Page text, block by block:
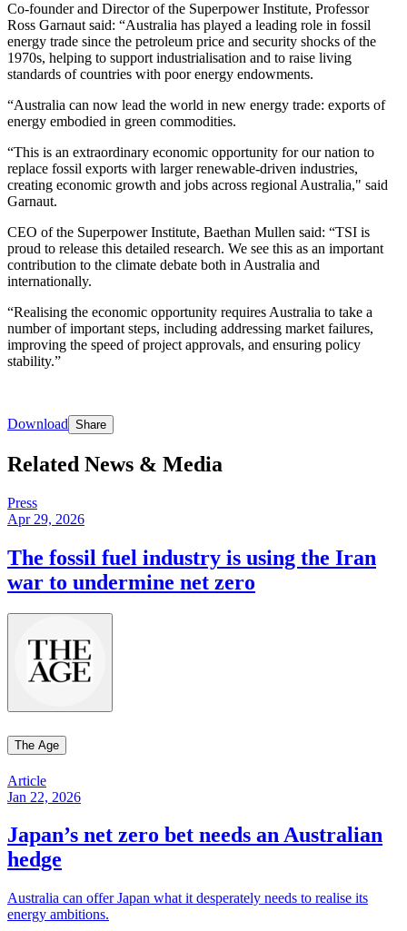
Co-founder and Director of the Superpower Institute, Professor
Ross Garnaut said: “Australia has played a leading role in fossil
energy trade since the petroleum price and security shocks of the
1970s, helping to support industrialisation and to raise living
standards of countries with poor energy endowments.​​​​‌ ‍ ​‍​‍‌‍ ‌ ​‍‌‍‍‌‌‍‌ ‌‍‍‌‌‍ ‍​‍​‍​ ‍‍​‍​‍‌ ​ ‌‍​‌‌‍ ‍‌‍‍‌‌ ‌​‌ ‍‌​‍ ‍‌‍‍‌‌‍ ​‍​‍​‍ ​​‍​‍‌‍‍​‌ ​‍‌‍‌‌‌‍‌‍​‍​‍​ ‍‍​‍​‍‌‍‍​‌ ‌​‌ ‌​‌ ​​​ ‍‍​‍ ​‍ ‌‍ ​‌‍ ‌‍​ ‌‍​‌‌‍ ​‌‍‍​‌‍ ‌ ​ ‌ ‌​​ ‍‍​ ​ ​ ​ ​ ​ ​ ​ ​‍ ‌‍‍‌‌‍ ‍‌ ‌​‌‍‌‌‌‍ ‍‌ ‌​​‍ ‌‍‌‌‌‍‌​‌‍‍‌‌ ‌​​‍ ‌‍ ‌‌‍ ‌‍‌​‌‍‌‌​ ‌‌ ​​‌ ​‍‌‍‌‌‌ ​ ‌‍‌‌‌‍ ‍‌ ‌​‌‍​‌‌ ‌​‌‍‍‌‌‍ ‌‍ ‍​ ‍ ‌‍‍‌‌‍‌​​ ‌‌‍​‌‌‍​‍​ ‍​​ ‌‍‌‍‌‌​ ‌‌​ ‍​‌‍‌‌​‍ ‌​ ‌​‌‍​ ​ ‌‌​ ‍‌​‍ ‌​ ‌​​ ​‍​ ​‍‌‍‌​​‍ ‌‌‍​‍​ ‍​​ ‌ ‌‍‌‍​‍ ‌‌‍‌​​ ​‍‌‍‌​‌‍‌​‌‍​ ​ ‌​​ ‌ ​ ​‍‌‍‌‌​ ​ ‌‍​‍​ ‍​​ ‍ ‌ ‌​‌ ‍‌‌ ​​‌‍‌‌​ ‌‌‍ ‍‌‍‌‌‌ ‌ ‌ ​ ​ ‍ ‌ ​​‌‍​‌‌ ‌​‌‍‍​​ ‌‌‍​ ‌‍ ‌‍ ‍‌ ‌​‌‍‌‌‌‍ ‍‌ ‌​​‍‌‌​ ‌‌‌​​‍‌‌ ‌‍‍ ‌‍‌‌‌ ‍‌​‍‌‌​ ​ ‌​‌​​‍‌‌​ ​ ‌​‌​​‍‌‌​ ​‍​ ​‍​ ‌‌‌‍​ ‌‍‌​​ ‌​​ ‌‌​ ​​​ ‌‌‌‍‌‍​ ‌ ​ ​​‌‍​‍​ ‌​​‍‌‌​ ​‍​ ​‍​‍‌‌​ ‌‌‌​‌​​‍ ‍‌‍​ ‌‍‍​‌‍‍‌‌‍ ​‌‍‌​‌ ​‍‌‍‌‌‌‍ ‍​‍‌‌​ ‌‌‌​​‍‌‌ ‌‍‍ ‌‍‌‌‌ ‍‌​‍‌‌​ ​ ‌​‌​​‍‌‌​ ​ ‌​‌​​‍‌‌​ ​‍​ ​‍​ ‍‌‌‍​‍‌‍‌​​ ​​‌‍​‍​ ‌ ​ ‌​​ ‍​​ ​‍​ ​‍​ ​ ‌‍​ ​ ​​​‍‌‌​ ​‍​ ​‍​‍‌‌​ ‌‌‌​‌​​‍ ‍‌ ‌​‌‍‌‌‌ ‍​‌ ‌​​ ‌‍​‍‌‍​‌‌ ​ ‌‍‌‌‌‌‌‌‌ ​‍‌‍ ​​ ‌‌‍‍​‌ ‌​‌ ‌​‌ ​​​‍‌‌​ ​ ‌​​‌​‍‌‌​ ​‍‌​‌‍​‍‌‌​ ​‍‌​‌‍‌‍ ​‌‍ ‌‍​ ‌‍​‌‌‍ ​‌‍‍​‌‍ ‌ ​ ‌ ‌​​‍‌‌​ ​ ‌​​‌​ ​ ​ ​ ​ ​ ​ ​ ​‍‌‍‌‍‍‌‌‍‌​​ ‌‌‍​‌‌‍​‍​ ‍​​ ‌‍‌‍‌‌​ ‌‌​ ‍​‌‍‌‌​‍ ‌​ ‌​‌‍​ ​ ‌‌​ ‍‌​‍ ‌​ ‌​​ ​‍​ ​‍‌‍‌​​‍ ‌‌‍​‍​ ‍​​ ‌ ‌‍‌‍​‍ ‌‌‍‌​​ ​‍‌‍‌​‌‍‌​‌‍​ ​ ‌​​ ‌ ​ ​‍‌‍‌‌​ ​ ‌‍​‍​ ‍​​‍‌‍‌ ‌​‌ ‍‌‌ ​​‌‍‌‌​ ‌‌‍ ‍‌‍‌‌‌ ‌ ‌ ​ ​‍‌‍‌ ​​‌‍​‌‌ ‌​‌‍‍​​ ‌‌‍​ ‌‍ ‌‍ ‍‌ ‌​‌‍‌‌‌‍ ‍‌ ‌​​‍‌‌​ ‌‌‌​​‍‌‌ ‌‍‍ ‌‍‌‌‌ ‍‌​‍‌‌​ ​ ‌​‌​​‍‌‌​ ​ ‌​‌​​‍‌‌​ ​‍​ ​‍​ ‌‌‌‍​ ‌‍‌​​ ‌​​ ‌‌​ ​​​ ‌‌‌‍‌‍​ ‌ ​ ​​‌‍​‍​ ‌​​‍‌‌​ ​‍​ ​‍​‍‌‌​ ‌‌‌​‌​​‍ ‍‌‍​ ‌‍‍​‌‍‍‌‌‍ ​‌‍‌​‌ ​‍‌‍‌‌‌‍ ‍​‍‌‌​ ‌‌‌​​‍‌‌ ‌‍‍ ‌‍‌‌‌ ‍‌​‍‌‌​ ​ ‌​‌​​‍‌‌​ ​ ‌​‌​​‍‌‌​ ​‍​ ​‍​ ‍‌‌‍​‍‌‍‌​​ ​​‌‍​‍​ ‌ ​ ‌​​ ‍​​ ​‍​ ​‍​ ​ ‌‍​ ​ ​​​‍‌‌​ ​‍​ ​‍​‍‌‌​ ‌‌‌​‌​​‍ ‍‌ ‌​‌‍‌‌‌ ‍​‌ ‌​​‍‌‍‌ ​​‌‍‌‌‌ ​‍‌ ​ ‌ ​​‌‍‌‌‌‍​ ‌ ‌​‌‍‍‌‌ ‌‍‌‍‌‌​ ‌‌ ​​‌ ‌‌‌‍​‍‌‍ ​‌‍‍‌‌ ​ ‌‍‍​‌‍‌‌‌‍‌​​‍​‍‌ ‌
“Australia can now lead the world in new energy trade: exports of
energy embodied in green commodities.​​​​‌ ‍ ​‍​‍‌‍ ‌ ​‍‌‍‍‌‌‍‌ ‌‍‍‌‌‍ ‍​‍​‍​ ‍‍​‍​‍‌ ​ ‌‍​‌‌‍ ‍‌‍‍‌‌ ‌​‌ ‍‌​‍ ‍‌‍‍‌‌‍ ​‍​‍​‍ ​​‍​‍‌‍‍​‌ ​‍‌‍‌‌‌‍‌‍​‍​‍​ ‍‍​‍​‍‌‍‍​‌ ‌​‌ ‌​‌ ​​​ ‍‍​‍ ​‍ ‌‍ ​‌‍ ‌‍​ ‌‍​‌‌‍ ​‌‍‍​‌‍ ‌ ​ ‌ ‌​​ ‍‍​ ​ ​ ​ ​ ​ ​ ​ ​‍ ‌‍‍‌‌‍ ‍‌ ‌​‌‍‌‌‌‍ ‍‌ ‌​​‍ ‌‍‌‌‌‍‌​‌‍‍‌‌ ‌​​‍ ‌‍ ‌‌‍ ‌‍‌​‌‍‌‌​ ‌‌ ​​‌ ​‍‌‍‌‌‌ ​ ‌‍‌‌‌‍ ‍‌ ‌​‌‍​‌‌ ‌​‌‍‍‌‌‍ ‌‍ ‍​ ‍ ‌‍‍‌‌‍‌​​ ‌‌‍​‌‌‍​‍​ ‍​​ ‌‍‌‍‌‌​ ‌‌​ ‍​‌‍‌‌​‍ ‌​ ‌​‌‍​ ​ ‌‌​ ‍‌​‍ ‌​ ‌​​ ​‍​ ​‍‌‍‌​​‍ ‌‌‍​‍​ ‍​​ ‌ ‌‍‌‍​‍ ‌‌‍‌​​ ​‍‌‍‌​‌‍‌​‌‍​ ​ ‌​​ ‌ ​ ​‍‌‍‌‌​ ​ ‌‍​‍​ ‍​​ ‍ ‌ ‌​‌ ‍‌‌ ​​‌‍‌‌​ ‌‌‍ ‍‌‍‌‌‌ ‌ ‌ ​ ​ ‍ ‌ ​​‌‍​‌‌ ‌​‌‍‍​​ ‌‌‍​ ‌‍ ‌‍ ‍‌ ‌​‌‍‌‌‌‍ ‍‌ ‌​​‍‌‌​ ‌‌‌​​‍‌‌ ‌‍‍ ‌‍‌‌‌ ‍‌​‍‌‌​ ​ ‌​‌​​‍‌‌​ ​ ‌​‌​​‍‌‌​ ​‍​ ​‍‌‍‌​‌‍​ ​ ‍‌‌‍‌​​ ‌‌‌‍​ ​ ​ ​ ‌​​ ​‍‌‍‌​‌‍‌‌​ ‌ ​‍‌‌​ ​‍​ ​‍​‍‌‌​ ‌‌‌​‌​​‍ ‍‌‍​ ‌‍‍​‌‍‍‌‌‍ ​‌‍‌​‌ ​‍‌‍‌‌‌‍ ‍​‍‌‌​ ‌‌‌​​‍‌‌ ‌‍‍ ‌‍‌‌‌ ‍‌​‍‌‌​ ​ ‌​‌​​‍‌‌​ ​ ‌​‌​​‍‌‌​ ​‍​ ​‍​ ​‍‌‍​‍‌‍‌​​ ‍​‌‍​‌‌‍‌​‌‍​‌​ ​​​ ​‍​ ​‌‌‍​‌​ ​‍​ ​​​‍‌‌​ ​‍​ ​‍​‍‌‌​ ‌‌‌​‌​​‍ ‍‌ ‌​‌‍‌‌‌ ‍​‌ ‌​​ ‌‍​‍‌‍​‌‌ ​ ‌‍‌‌‌‌‌‌‌ ​‍‌‍ ​​ ‌‌‍‍​‌ ‌​‌ ‌​‌ ​​​‍‌‌​ ​ ‌​​‌​‍‌‌​ ​‍‌​‌‍​‍‌‌​ ​‍‌​‌‍‌‍ ​‌‍ ‌‍​ ‌‍​‌‌‍ ​‌‍‍​‌‍ ‌ ​ ‌ ‌​​‍‌‌​ ​ ‌​​‌​ ​ ​ ​ ​ ​ ​ ​ ​‍‌‍‌‍‍‌‌‍‌​​ ‌‌‍​‌‌‍​‍​ ‍​​ ‌‍‌‍‌‌​ ‌‌​ ‍​‌‍‌‌​‍ ‌​ ‌​‌‍​ ​ ‌‌​ ‍‌​‍ ‌​ ‌​​ ​‍​ ​‍‌‍‌​​‍ ‌‌‍​‍​ ‍​​ ‌ ‌‍‌‍​‍ ‌‌‍‌​​ ​‍‌‍‌​‌‍‌​‌‍​ ​ ‌​​ ‌ ​ ​‍‌‍‌‌​ ​ ‌‍​‍​ ‍​​‍‌‍‌ ‌​‌ ‍‌‌ ​​‌‍‌‌​ ‌‌‍ ‍‌‍‌‌‌ ‌ ‌ ​ ​‍‌‍‌ ​​‌‍​‌‌ ‌​‌‍‍​​ ‌‌‍​ ‌‍ ‌‍ ‍‌ ‌​‌‍‌‌‌‍ ‍‌ ‌​​‍‌‌​ ‌‌‌​​‍‌‌ ‌‍‍ ‌‍‌‌‌ ‍‌​‍‌‌​ ​ ‌​‌​​‍‌‌​ ​ ‌​‌​​‍‌‌​ ​‍​ ​‍‌‍‌​‌‍​ ​ ‍‌‌‍‌​​ ‌‌‌‍​ ​ ​ ​ ‌​​ ​‍‌‍‌​‌‍‌‌​ ‌ ​‍‌‌​ ​‍​ ​‍​‍‌‌​ ‌‌‌​‌​​‍ ‍‌‍​ ‌‍‍​‌‍‍‌‌‍ ​‌‍‌​‌ ​‍‌‍‌‌‌‍ ‍​‍‌‌​ ‌‌‌​​‍‌‌ ‌‍‍ ‌‍‌‌‌ ‍‌​‍‌‌​ ​ ‌​‌​​‍‌‌​ ​ ‌​‌​​‍‌‌​ ​‍​ ​‍​ ​‍‌‍​‍‌‍‌​​ ‍​‌‍​‌‌‍‌​‌‍​‌​ ​​​ ​‍​ ​‌‌‍​‌​ ​‍​ ​​​‍‌‌​ ​‍​ ​‍​‍‌‌​ ‌‌‌​‌​​‍ ‍‌ ‌​‌‍‌‌‌ ‍​‌ ‌​​‍‌‍‌ ​​‌‍‌‌‌ ​‍‌ ​ ‌ ​​‌‍‌‌‌‍​ ‌ ‌​‌‍‍‌‌ ‌‍‌‍‌‌​ ‌‌ ​​‌ ‌‌‌‍​‍‌‍ ​‌‍‍‌‌ ​ ‌‍‍​‌‍‌‌‌‍‌​​‍​‍‌ ‌
“This is an extraordinary economic opportunity for our nation to
replace fossil exports with larger renewable-driven industries,
creating economic growth and jobs across regional Australia," said
Garnaut.​​​​‌ ‍ ​‍​‍‌‍ ‌ ​‍‌‍‍‌‌‍‌ ‌‍‍‌‌‍ ‍​‍​‍​ ‍‍​‍​‍‌ ​ ‌‍​‌‌‍ ‍‌‍‍‌‌ ‌​‌ ‍‌​‍ ‍‌‍‍‌‌‍ ​‍​‍​‍ ​​‍​‍‌‍‍​‌ ​‍‌‍‌‌‌‍‌‍​‍​‍​ ‍‍​‍​‍‌‍‍​‌ ‌​‌ ‌​‌ ​​​ ‍‍​‍ ​‍ ‌‍ ​‌‍ ‌‍​ ‌‍​‌‌‍ ​‌‍‍​‌‍ ‌ ​ ‌ ‌​​ ‍‍​ ​ ​ ​ ​ ​ ​ ​ ​‍ ‌‍‍‌‌‍ ‍‌ ‌​‌‍‌‌‌‍ ‍‌ ‌​​‍ ‌‍‌‌‌‍‌​‌‍‍‌‌ ‌​​‍ ‌‍ ‌‌‍ ‌‍‌​‌‍‌‌​ ‌‌ ​​‌ ​‍‌‍‌‌‌ ​ ‌‍‌‌‌‍ ‍‌ ‌​‌‍​‌‌ ‌​‌‍‍‌‌‍ ‌‍ ‍​ ‍ ‌‍‍‌‌‍‌​​ ‌‌‍​‌‌‍​‍​ ‍​​ ‌‍‌‍‌‌​ ‌‌​ ‍​‌‍‌‌​‍ ‌​ ‌​‌‍​ ​ ‌‌​ ‍‌​‍ ‌​ ‌​​ ​‍​ ​‍‌‍‌​​‍ ‌‌‍​‍​ ‍​​ ‌ ‌‍‌‍​‍ ‌‌‍‌​​ ​‍‌‍‌​‌‍‌​‌‍​ ​ ‌​​ ‌ ​ ​‍‌‍‌‌​ ​ ‌‍​‍​ ‍​​ ‍ ‌ ‌​‌ ‍‌‌ ​​‌‍‌‌​ ‌‌‍ ‍‌‍‌‌‌ ‌ ‌ ​ ​ ‍ ‌ ​​‌‍​‌‌ ‌​‌‍‍​​ ‌‌‍​ ‌‍ ‌‍ ‍‌ ‌​‌‍‌‌‌‍ ‍‌ ‌​​‍‌‌​ ‌‌‌​​‍‌‌ ‌‍‍ ‌‍‌‌‌ ‍‌​‍‌‌​ ​ ‌​‌​​‍‌‌​ ​ ‌​‌​​‍‌‌​ ​‍​ ​‍‌‍​‍‌‍‌‌​ ​​‌‍​‌​ ‌‌‌‍​‌​ ‍‌‌‍​ ‌‍‌‌​ ​‌‌‍​‌​ ​ ​‍‌‌​ ​‍​ ​‍​‍‌‌​ ‌‌‌​‌​​‍ ‍‌‍​ ‌‍‍​‌‍‍‌‌‍ ​‌‍‌​‌ ​‍‌‍‌‌‌‍ ‍​‍‌‌​ ‌‌‌​​‍‌‌ ‌‍‍ ‌‍‌‌‌ ‍‌​‍‌‌​ ​ ‌​‌​​‍‌‌​ ​ ‌​‌​​‍‌‌​ ​‍​ ​‍​ ‍​​ ‍‌​ ‌ ​ ​‌​ ‌ ‌‍‌‍‌‍​ ‌‍​‌‌‍‌​​ ​​‌‍‌‌‌‍‌​​ ​​​‍‌‌​ ​‍​ ​‍​‍‌‌​ ‌‌‌​‌​​‍ ‍‌ ‌​‌‍‌‌‌ ‍​‌ ‌​​ ‌‍​‍‌‍​‌‌ ​ ‌‍‌‌‌‌‌‌‌ ​‍‌‍ ​​ ‌‌‍‍​‌ ‌​‌ ‌​‌ ​​​‍‌‌​ ​ ‌​​‌​‍‌‌​ ​‍‌​‌‍​‍‌‌​ ​‍‌​‌‍‌‍ ​‌‍ ‌‍​ ‌‍​‌‌‍ ​‌‍‍​‌‍ ‌ ​ ‌ ‌​​‍‌‌​ ​ ‌​​‌​ ​ ​ ​ ​ ​ ​ ​ ​‍‌‍‌‍‍‌‌‍‌​​ ‌‌‍​‌‌‍​‍​ ‍​​ ‌‍‌‍‌‌​ ‌‌​ ‍​‌‍‌‌​‍ ‌​ ‌​‌‍​ ​ ‌‌​ ‍‌​‍ ‌​ ‌​​ ​‍​ ​‍‌‍‌​​‍ ‌‌‍​‍​ ‍​​ ‌ ‌‍‌‍​‍ ‌‌‍‌​​ ​‍‌‍‌​‌‍‌​‌‍​ ​ ‌​​ ‌ ​ ​‍‌‍‌‌​ ​ ‌‍​‍​ ‍​​‍‌‍‌ ‌​‌ ‍‌‌ ​​‌‍‌‌​ ‌‌‍ ‍‌‍‌‌‌ ‌ ‌ ​ ​‍‌‍‌ ​​‌‍​‌‌ ‌​‌‍‍​​ ‌‌‍​ ‌‍ ‌‍ ‍‌ ‌​‌‍‌‌‌‍ ‍‌ ‌​​‍‌‌​ ‌‌‌​​‍‌‌ ‌‍‍ ‌‍‌‌‌ ‍‌​‍‌‌​ ​ ‌​‌​​‍‌‌​ ​ ‌​‌​​‍‌‌​ ​‍​ ​‍‌‍​‍‌‍‌‌​ ​​‌‍​‌​ ‌‌‌‍​‌​ ‍‌‌‍​ ‌‍‌‌​ ​‌‌‍​‌​ ​ ​‍‌‌​ ​‍​ ​‍​‍‌‌​ ‌‌‌​‌​​‍ ‍‌‍​ ‌‍‍​‌‍‍‌‌‍ ​‌‍‌​‌ ​‍‌‍‌‌‌‍ ‍​‍‌‌​ ‌‌‌​​‍‌‌ ‌‍‍ ‌‍‌‌‌ ‍‌​‍‌‌​ ​ ‌​‌​​‍‌‌​ ​ ‌​‌​​‍‌‌​ ​‍​ ​‍​ ‍​​ ‍‌​ ‌ ​ ​‌​ ‌ ‌‍‌‍‌‍​ ‌‍​‌‌‍‌​​ ​​‌‍‌‌‌‍‌​​ ​​​‍‌‌​ ​‍​ ​‍​‍‌‌​ ‌‌‌​‌​​‍ ‍‌ ‌​‌‍‌‌‌ ‍​‌ ‌​​‍‌‍‌ ​​‌‍‌‌‌ ​‍‌ ​ ‌ ​​‌‍‌‌‌‍​ ‌ ‌​‌‍‍‌‌ ‌‍‌‍‌‌​ ‌‌ ​​‌ ‌‌‌‍​‍‌‍ ​‌‍‍‌‌ ​ ‌‍‍​‌‍‌‌‌‍‌​​‍​‍‌ ‌
CEO of the Superpower Institute, Baethan Mullen said: “TSI is
proud to release this detailed research. We see this as an important
contribution to the climate debate both in Australia and
internationally.​​​​‌ ‍ ​‍​‍‌‍ ‌ ​‍‌‍‍‌‌‍‌ ‌‍‍‌‌‍ ‍​‍​‍​ ‍‍​‍​‍‌ ​ ‌‍​‌‌‍ ‍‌‍‍‌‌ ‌​‌ ‍‌​‍ ‍‌‍‍‌‌‍ ​‍​‍​‍ ​​‍​‍‌‍‍​‌ ​‍‌‍‌‌‌‍‌‍​‍​‍​ ‍‍​‍​‍‌‍‍​‌ ‌​‌ ‌​‌ ​​​ ‍‍​‍ ​‍ ‌‍ ​‌‍ ‌‍​ ‌‍​‌‌‍ ​‌‍‍​‌‍ ‌ ​ ‌ ‌​​ ‍‍​ ​ ​ ​ ​ ​ ​ ​ ​‍ ‌‍‍‌‌‍ ‍‌ ‌​‌‍‌‌‌‍ ‍‌ ‌​​‍ ‌‍‌‌‌‍‌​‌‍‍‌‌ ‌​​‍ ‌‍ ‌‌‍ ‌‍‌​‌‍‌‌​ ‌‌ ​​‌ ​‍‌‍‌‌‌ ​ ‌‍‌‌‌‍ ‍‌ ‌​‌‍​‌‌ ‌​‌‍‍‌‌‍ ‌‍ ‍​ ‍ ‌‍‍‌‌‍‌​​ ‌‌‍​‌‌‍​‍​ ‍​​ ‌‍‌‍‌‌​ ‌‌​ ‍​‌‍‌‌​‍ ‌​ ‌​‌‍​ ​ ‌‌​ ‍‌​‍ ‌​ ‌​​ ​‍​ ​‍‌‍‌​​‍ ‌‌‍​‍​ ‍​​ ‌ ‌‍‌‍​‍ ‌‌‍‌​​ ​‍‌‍‌​‌‍‌​‌‍​ ​ ‌​​ ‌ ​ ​‍‌‍‌‌​ ​ ‌‍​‍​ ‍​​ ‍ ‌ ‌​‌ ‍‌‌ ​​‌‍‌‌​ ‌‌‍ ‍‌‍‌‌‌ ‌ ‌ ​ ​ ‍ ‌ ​​‌‍​‌‌ ‌​‌‍‍​​ ‌‌‍​ ‌‍ ‌‍ ‍‌ ‌​‌‍‌‌‌‍ ‍‌ ‌​​‍‌‌​ ‌‌‌​​‍‌‌ ‌‍‍ ‌‍‌‌‌ ‍‌​‍‌‌​ ​ ‌​‌​​‍‌‌​ ​ ‌​‌​​‍‌‌​ ​‍​ ​‍‌‍​‌​ ​‌‌‍‌​‌‍‌​‌‍‌‍​ ‌‍​ ​ ​ ​‌‌‍​‍​ ‌ ‌‍​‌​ ‌​​‍‌‌​ ​‍​ ​‍​‍‌‌​ ‌‌‌​‌​​‍ ‍‌‍​ ‌‍‍​‌‍‍‌‌‍ ​‌‍‌​‌ ​‍‌‍‌‌‌‍ ‍​‍‌‌​ ‌‌‌​​‍‌‌ ‌‍‍ ‌‍‌‌‌ ‍‌​‍‌‌​ ​ ‌​‌​​‍‌‌​ ​ ‌​‌​​‍‌‌​ ​‍​ ​‍​ ‌‍​ ‍​​ ‍‌​ ‌‌​ ‍‌​ ​‍‌‍‌‌​ ‌ ​ ​ ​ ‌‍‌‍​ ‌‍​ ​ ​​​‍‌‌​ ​‍​ ​‍​‍‌‌​ ‌‌‌​‌​​‍ ‍‌ ‌​‌‍‌‌‌ ‍​‌ ‌​​ ‌‍​‍‌‍​‌‌ ​ ‌‍‌‌‌‌‌‌‌ ​‍‌‍ ​​ ‌‌‍‍​‌ ‌​‌ ‌​‌ ​​​‍‌‌​ ​ ‌​​‌​‍‌‌​ ​‍‌​‌‍​‍‌‌​ ​‍‌​‌‍‌‍ ​‌‍ ‌‍​ ‌‍​‌‌‍ ​‌‍‍​‌‍ ‌ ​ ‌ ‌​​‍‌‌​ ​ ‌​​‌​ ​ ​ ​ ​ ​ ​ ​ ​‍‌‍‌‍‍‌‌‍‌​​ ‌‌‍​‌‌‍​‍​ ‍​​ ‌‍‌‍‌‌​ ‌‌​ ‍​‌‍‌‌​‍ ‌​ ‌​‌‍​ ​ ‌‌​ ‍‌​‍ ‌​ ‌​​ ​‍​ ​‍‌‍‌​​‍ ‌‌‍​‍​ ‍​​ ‌ ‌‍‌‍​‍ ‌‌‍‌​​ ​‍‌‍‌​‌‍‌​‌‍​ ​ ‌​​ ‌ ​ ​‍‌‍‌‌​ ​ ‌‍​‍​ ‍​​‍‌‍‌ ‌​‌ ‍‌‌ ​​‌‍‌‌​ ‌‌‍ ‍‌‍‌‌‌ ‌ ‌ ​ ​‍‌‍‌ ​​‌‍​‌‌ ‌​‌‍‍​​ ‌‌‍​ ‌‍ ‌‍ ‍‌ ‌​‌‍‌‌‌‍ ‍‌ ‌​​‍‌‌​ ‌‌‌​​‍‌‌ ‌‍‍ ‌‍‌‌‌ ‍‌​‍‌‌​ ​ ‌​‌​​‍‌‌​ ​ ‌​‌​​‍‌‌​ ​‍​ ​‍‌‍​‌​ ​‌‌‍‌​‌‍‌​‌‍‌‍​ ‌‍​ ​ ​ ​‌‌‍​‍​ ‌ ‌‍​‌​ ‌​​‍‌‌​ ​‍​ ​‍​‍‌‌​ ‌‌‌​‌​​‍ ‍‌‍​ ‌‍‍​‌‍‍‌‌‍ ​‌‍‌​‌ ​‍‌‍‌‌‌‍ ‍​‍‌‌​ ‌‌‌​​‍‌‌ ‌‍‍ ‌‍‌‌‌ ‍‌​‍‌‌​ ​ ‌​‌​​‍‌‌​ ​ ‌​‌​​‍‌‌​ ​‍​ ​‍​ ‌‍​ ‍​​ ‍‌​ ‌‌​ ‍‌​ ​‍‌‍‌‌​ ‌ ​ ​ ​ ‌‍‌‍​ ‌‍​ ​ ​​​‍‌‌​ ​‍​ ​‍​‍‌‌​ ‌‌‌​‌​​‍ ‍‌ ‌​‌‍‌‌‌ ‍​‌ ‌​​‍‌‍‌ ​​‌‍‌‌‌ ​‍‌ ​ ‌ ​​‌‍‌‌‌‍​ ‌ ‌​‌‍‍‌‌ ‌‍‌‍‌‌​ ‌‌ ​​‌ ‌‌‌‍​‍‌‍ ​‌‍‍‌‌ ​ ‌‍‍​‌‍‌‌‌‍‌​​‍​‍‌ ‌
“Realising the economic opportunity requires Australia to take a
number of important steps, including addressing market failures,
improving the speed of project approvals, and ensuring policy
stability.”​​​​‌ ‍ ​‍​‍‌‍ ‌ ​‍‌‍‍‌‌‍‌ ‌‍‍‌‌‍ ‍​‍​‍​ ‍‍​‍​‍‌ ​ ‌‍​‌‌‍ ‍‌‍‍‌‌ ‌​‌ ‍‌​‍ ‍‌‍‍‌‌‍ ​‍​‍​‍ ​​‍​‍‌‍‍​‌ ​‍‌‍‌‌‌‍‌‍​‍​‍​ ‍‍​‍​‍‌‍‍​‌ ‌​‌ ‌​‌ ​​​ ‍‍​‍ ​‍ ‌‍ ​‌‍ ‌‍​ ‌‍​‌‌‍ ​‌‍‍​‌‍ ‌ ​ ‌ ‌​​ ‍‍​ ​ ​ ​ ​ ​ ​ ​ ​‍ ‌‍‍‌‌‍ ‍‌ ‌​‌‍‌‌‌‍ ‍‌ ‌​​‍ ‌‍‌‌‌‍‌​‌‍‍‌‌ ‌​​‍ ‌‍ ‌‌‍ ‌‍‌​‌‍‌‌​ ‌‌ ​​‌ ​‍‌‍‌‌‌ ​ ‌‍‌‌‌‍ ‍‌ ‌​‌‍​‌‌ ‌​‌‍‍‌‌‍ ‌‍ ‍​ ‍ ‌‍‍‌‌‍‌​​ ‌‌‍​‌‌‍​‍​ ‍​​ ‌‍‌‍‌‌​ ‌‌​ ‍​‌‍‌‌​‍ ‌​ ‌​‌‍​ ​ ‌‌​ ‍‌​‍ ‌​ ‌​​ ​‍​ ​‍‌‍‌​​‍ ‌‌‍​‍​ ‍​​ ‌ ‌‍‌‍​‍ ‌‌‍‌​​ ​‍‌‍‌​‌‍‌​‌‍​ ​ ‌​​ ‌ ​ ​‍‌‍‌‌​ ​ ‌‍​‍​ ‍​​ ‍ ‌ ‌​‌ ‍‌‌ ​​‌‍‌‌​ ‌‌‍ ‍‌‍‌‌‌ ‌ ‌ ​ ​ ‍ ‌ ​​‌‍​‌‌ ‌​‌‍‍​​ ‌‌‍​ ‌‍ ‌‍ ‍‌ ‌​‌‍‌‌‌‍ ‍‌ ‌​​‍‌‌​ ‌‌‌​​‍‌‌ ‌‍‍ ‌‍‌‌‌ ‍‌​‍‌‌​ ​ ‌​‌​​‍‌‌​ ​ ‌​‌​​‍‌‌​ ​‍​ ​‍‌‍‌​​ ​‌‌‍‌​​ ‌​​ ‌‍‌‍​‍‌‍​ ‌‍‌‌​ ‌‌‌‍​‌​ ‍​‌‍‌‌​‍‌‌​ ​‍​ ​‍​‍‌‌​ ‌‌‌​‌​​‍ ‍‌‍​ ‌‍‍​‌‍‍‌‌‍ ​‌‍‌​‌ ​‍‌‍‌‌‌‍ ‍​‍‌‌​ ‌‌‌​​‍‌‌ ‌‍‍ ‌‍‌‌‌ ‍‌​‍‌‌​ ​ ‌​‌​​‍‌‌​ ​ ‌​‌​​‍‌‌​ ​‍​ ​‍​ ​​‌‍​‍‌‍‌‍​ ​‌​ ‍‌‌‍‌‌​ ‍​‌‍‌‍​ ​‌​ ‌ ​ ​‌‌‍‌​​ ​​​‍‌‌​ ​‍​ ​‍​‍‌‌​ ‌‌‌​‌​​‍ ‍‌ ‌​‌‍‌‌‌ ‍​‌ ‌​​ ‌‍​‍‌‍​‌‌ ​ ‌‍‌‌‌‌‌‌‌ ​‍‌‍ ​​ ‌‌‍‍​‌ ‌​‌ ‌​‌ ​​​‍‌‌​ ​ ‌​​‌​‍‌‌​ ​‍‌​‌‍​‍‌‌​ ​‍‌​‌‍‌‍ ​‌‍ ‌‍​ ‌‍​‌‌‍ ​‌‍‍​‌‍ ‌ ​ ‌ ‌​​‍‌‌​ ​ ‌​​‌​ ​ ​ ​ ​ ​ ​ ​ ​‍‌‍‌‍‍‌‌‍‌​​ ‌‌‍​‌‌‍​‍​ ‍​​ ‌‍‌‍‌‌​ ‌‌​ ‍​‌‍‌‌​‍ ‌​ ‌​‌‍​ ​ ‌‌​ ‍‌​‍ ‌​ ‌​​ ​‍​ ​‍‌‍‌​​‍ ‌‌‍​‍​ ‍​​ ‌ ‌‍‌‍​‍ ‌‌‍‌​​ ​‍‌‍‌​‌‍‌​‌‍​ ​ ‌​​ ‌ ​ ​‍‌‍‌‌​ ​ ‌‍​‍​ ‍​​‍‌‍‌ ‌​‌ ‍‌‌ ​​‌‍‌‌​ ‌‌‍ ‍‌‍‌‌‌ ‌ ‌ ​ ​‍‌‍‌ ​​‌‍​‌‌ ‌​‌‍‍​​ ‌‌‍​ ‌‍ ‌‍ ‍‌ ‌​‌‍‌‌‌‍ ‍‌ ‌​​‍‌‌​ ‌‌‌​​‍‌‌ ‌‍‍ ‌‍‌‌‌ ‍‌​‍‌‌​ ​ ‌​‌​​‍‌‌​ ​ ‌​‌​​‍‌‌​ ​‍​ ​‍‌‍‌​​ ​‌‌‍‌​​ ‌​​ ‌‍‌‍​‍‌‍​ ‌‍‌‌​ ‌‌‌‍​‌​ ‍​‌‍‌‌​‍‌‌​ ​‍​ ​‍​‍‌‌​ ‌‌‌​‌​​‍ ‍‌‍​ ‌‍‍​‌‍‍‌‌‍ ​‌‍‌​‌ ​‍‌‍‌‌‌‍ ‍​‍‌‌​ ‌‌‌​​‍‌‌ ‌‍‍ ‌‍‌‌‌ ‍‌​‍‌‌​ ​ ‌​‌​​‍‌‌​ ​ ‌​‌​​‍‌‌​ ​‍​ ​‍​ ​​‌‍​‍‌‍‌‍​ ​‌​ ‍‌‌‍‌‌​ ‍​‌‍‌‍​ ​‌​ ‌ ​ ​‌‌‍‌​​ ​​​‍‌‌​ ​‍​ ​‍​‍‌‌​ ‌‌‌​‌​​‍ ‍‌ ‌​‌‍‌‌‌ ‍​‌ ‌​​‍‌‍‌ ​​‌‍‌‌‌ ​‍‌ ​ ‌ ​​‌‍‌‌‌‍​ ‌ ‌​‌‍‍‌‌ ‌‍‌‍‌‌​ ‌‌ ​​‌ ‌‌‌‍​‍‌‍ ​‌‍‍‌‌ ​ ‌‍‍​‌‍‌‌‌‍‌​​‍​‍‌ ‌
Download​​​​‌ ‍ ​‍​‍‌‍ ‌ ​‍‌‍‍‌‌‍‌ ‌‍‍‌‌‍ ‍​‍​‍​ ‍‍​‍​‍‌ ​ ‌‍​‌‌‍ ‍‌‍‍‌‌ ‌​‌ ‍‌​‍ ‍‌‍‍‌‌‍ ​‍​‍​‍ ​​‍​‍‌‍‍​‌ ​‍‌‍‌‌‌‍‌‍​‍​‍​ ‍‍​‍​‍‌‍‍​‌ ‌​‌ ‌​‌ ​​​ ‍‍​‍ ​‍ ‌‍ ​‌‍ ‌‍​ ‌‍​‌‌‍ ​‌‍‍​‌‍ ‌ ​ ‌ ‌​​ ‍‍​ ​ ​ ​ ​ ​ ​ ​ ​‍ ‌‍‍‌‌‍ ‍‌ ‌​‌‍‌‌‌‍ ‍‌ ‌​​‍ ‌‍‌‌‌‍‌​‌‍‍‌‌ ‌​​‍ ‌‍ ‌‌‍ ‌‍‌​‌‍‌‌​ ‌‌ ​​‌ ​‍‌‍‌‌‌ ​ ‌‍‌‌‌‍ ‍‌ ‌​‌‍​‌‌ ‌​‌‍‍‌‌‍ ‌‍ ‍​ ‍ ‌‍‍‌‌‍‌​​ ‌‌‍​‌‌‍​‍​ ‍​​ ‌‍‌‍‌‌​ ‌‌​ ‍​‌‍‌‌​‍ ‌​ ‌​‌‍​ ​ ‌‌​ ‍‌​‍ ‌​ ‌​​ ​‍​ ​‍‌‍‌​​‍ ‌‌‍​‍​ ‍​​ ‌ ‌‍‌‍​‍ ‌‌‍‌​​ ​‍‌‍‌​‌‍‌​‌‍​ ​ ‌​​ ‌ ​ ​‍‌‍‌‌​ ​ ‌‍​‍​ ‍​​ ‍ ‌ ‌​‌ ‍‌‌ ​​‌‍‌‌​ ‌‌‍ ‍‌‍‌‌‌ ‌ ‌ ​ ​ ‍ ‌ ​​‌‍​‌‌ ‌​‌‍‍​​ ‌‌‍‌​‌‍ ‌ ‌ ‌‍ ‍‌‍ ​‌‍ ‌‍​‌‌‍‌​‌ ​ ‌​​‌‌‍ ‍‌‍‌​‌​ ​‌‍‍‌‌‍ ‍‌‍‍ ‌ ​ ​‍‌‌​ ‌‌‌​​‍‌‌ ‌‍‍ ‌‍‌‌‌ ‍‌​‍‌‌​ ​ ‌​‌​​‍‌‌​ ​ ‌​‌​​‍‌‌​ ​‍​ ​‍​ ​‌​ ​ ​ ‍​​ ‌​‌‍​‌‌‍​‌‌‍​ ​ ‌‌‌‍​ ​ ​​​ ​ ​ ‌‍​‍‌‌​ ​‍​ ​‍​‍‌‌​ ‌‌‌​‌​​‍ ‍‌ ‌​‌‍‍‌‌ ‌​‌‍ ​‌‍‌‌​ ‌‍​‍‌‍​‌‌ ​ ‌‍‌‌‌‌‌‌‌ ​‍‌‍ ​​ ‌‌‍‍​‌ ‌​‌ ‌​‌ ​​​‍‌‌​ ​ ‌​​‌​‍‌‌​ ​‍‌​‌‍​‍‌‌​ ​‍‌​‌‍‌‍ ​‌‍ ‌‍​ ‌‍​‌‌‍ ​‌‍‍​‌‍ ‌ ​ ‌ ‌​​‍‌‌​ ​ ‌​​‌​ ​ ​ ​ ​ ​ ​ ​ ​‍‌‍‌‍‍‌‌‍‌​​ ‌‌‍​‌‌‍​‍​ ‍​​ ‌‍‌‍‌‌​ ‌‌​ ‍​‌‍‌‌​‍ ‌​ ‌​‌‍​ ​ ‌‌​ ‍‌​‍ ‌​ ‌​​ ​‍​ ​‍‌‍‌​​‍ ‌‌‍​‍​ ‍​​ ‌ ‌‍‌‍​‍ ‌‌‍‌​​ ​‍‌‍‌​‌‍‌​‌‍​ ​ ‌​​ ‌ ​ ​‍‌‍‌‌​ ​ ‌‍​‍​ ‍​​‍‌‍‌ ‌​‌ ‍‌‌ ​​‌‍‌‌​ ‌‌‍ ‍‌‍‌‌‌ ‌ ‌ ​ ​‍‌‍‌ ​​‌‍​‌‌ ‌​‌‍‍​​ ‌‌‍‌​‌‍ ‌ ‌ ‌‍ ‍‌‍ ​‌‍ ‌‍​‌‌‍‌​‌ ​ ‌​​‌‌‍ ‍‌‍‌​‌​ ​‌‍‍‌‌‍ ‍‌‍‍ ‌ ​ ​‍‌‌​ ‌‌‌​​‍‌‌ ‌‍‍ ‌‍‌‌‌ ‍‌​‍‌‌​ ​ ‌​‌​​‍‌‌​ ​ ‌​‌​​‍‌‌​ ​‍​ ​‍​ ​‌​ ​ ​ ‍​​ ‌​‌‍​‌‌‍​‌‌‍​ ​ ‌‌‌‍​ ​ ​​​ ​ ​ ‌‍​‍‌‌​ ​‍​ ​‍​‍‌‌​ ‌‌‌​‌​​‍ ‍‌ ‌​‌‍‍‌‌ ‌​‌‍ ​‌‍‌‌​‍‌‍‌ ​​‌‍‌‌‌ ​‍‌ ​ ‌ ​​‌‍‌‌‌‍​ ‌ ‌​‌‍‍‌‌ ‌‍‌‍‌‌​ ‌‌ ​​‌ ‌‌‌‍​‍‌‍ ​‌‍‍‌‌ ​ ‌‍‍​‌‍‌‌‌‍‌​​‍​‍‌ ‌ Share
Related News & Media
Press
Apr 29, 2026
The fossil fuel industry is using the Iran
war to undermine net zero​​​​‌ ‍ ​‍​‍‌‍ ‌ ​‍‌‍‍‌‌‍‌ ‌‍‍‌‌‍ ‍​‍​‍​ ‍‍​‍​‍‌ ​ ‌‍​‌‌‍ ‍‌‍‍‌‌ ‌​‌ ‍‌​‍ ‍‌‍‍‌‌‍ ​‍​‍​‍ ​​‍​‍‌‍‍​‌ ​‍‌‍‌‌‌‍‌‍​‍​‍​ ‍‍​‍​‍‌‍‍​‌ ‌​‌ ‌​‌ ​​​ ‍‍​‍ ​‍ ‌‍ ​‌‍ ‌‍​ ‌‍​‌‌‍ ​‌‍‍​‌‍ ‌ ​ ‌ ‌​​ ‍‍​ ​ ​ ​ ​ ​ ​ ​ ​‍ ‌‍‍‌‌‍ ‍‌ ‌​‌‍‌‌‌‍ ‍‌ ‌​​‍ ‌‍‌‌‌‍‌​‌‍‍‌‌ ‌​​‍ ‌‍ ‌‌‍ ‌‍‌​‌‍‌‌​ ‌‌ ​​‌ ​‍‌‍‌‌‌ ​ ‌‍‌‌‌‍ ‍‌ ‌​‌‍​‌‌ ‌​‌‍‍‌‌‍ ‌‍ ‍​ ‍ ‌‍‍‌‌‍‌​​ ‌​ ‌ ​ ‌​​ ‌‍​ ‌‍​ ‍​​ ‌‍​ ‌‌​ ‌‍​‍ ‌​ ‌‌​ ‍​​ ​​​ ‌‌​‍ ‌​ ‌​‌‍​‍‌‍​‍​ ​ ​‍ ‌​ ‍‌​ ‌‌‌‍​‍​ ​‍​‍ ‌‌‍‌‍‌‍​ ‌‍‌‍‌‍‌​​ ‌​‌‍‌‍​ ‌ ​ ‌‍‌‍​ ​ ‌‌​ ‌​​ ​​​ ‍ ‌ ‌​‌ ‍‌‌ ​​‌‍‌‌​ ‌‌‍ ‍‌‍‌‌‌ ‌ ‌ ​ ​ ‍ ‌ ​​‌‍​‌‌ ‌​‌‍‍​​ ‌‌ ‌​‌‍‍‌‌ ‌​‌‍ ​‌‍‌‌​ ‌‍​‍‌‍​‌‌ ​ ‌‍‌‌‌‌‌‌‌ ​‍‌‍ ​​ ‌‌‍‍​‌ ‌​‌ ‌​‌ ​​​‍‌‌​ ​ ‌​​‌​‍‌‌​ ​‍‌​‌‍​‍‌‌​ ​‍‌​‌‍‌‍ ​‌‍ ‌‍​ ‌‍​‌‌‍ ​‌‍‍​‌‍ ‌ ​ ‌ ‌​​‍‌‌​ ​ ‌​​‌​ ​ ​ ​ ​ ​ ​ ​ ​‍‌‍‌‍‍‌‌‍‌​​ ‌​ ‌ ​ ‌​​ ‌‍​ ‌‍​ ‍​​ ‌‍​ ‌‌​ ‌‍​‍ ‌​ ‌‌​ ‍​​ ​​​ ‌‌​‍ ‌​ ‌​‌‍​‍‌‍​‍​ ​ ​‍ ‌​ ‍‌​ ‌‌‌‍​‍​ ​‍​‍ ‌‌‍‌‍‌‍​ ‌‍‌‍‌‍‌​​ ‌​‌‍‌‍​ ‌ ​ ‌‍‌‍​ ​ ‌‌​ ‌​​ ​​​‍‌‍‌ ‌​‌ ‍‌‌ ​​‌‍‌‌​ ‌‌‍ ‍‌‍‌‌‌ ‌ ‌ ​ ​‍‌‍‌ ​​‌‍​‌‌ ‌​‌‍‍​​ ‌‌ ‌​‌‍‍‌‌ ‌​‌‍ ​‌‍‌‌​‍‌‍‌ ​​‌‍‌‌‌ ​‍‌ ​ ‌ ​​‌‍‌‌‌‍​ ‌ ‌​‌‍‍‌‌ ‌‍‌‍‌‌​ ‌‌ ​​‌ ‌‌‌‍​‍‌‍ ​‌‍‍‌‌ ​ ‌‍‍​‌‍‌‌‌‍‌​​‍​‍‌ ‌
The Age​​​​‌ ‍ ​‍​‍‌‍ ‌ ​‍‌‍‍‌‌‍‌ ‌‍‍‌‌‍ ‍​‍​‍​ ‍‍​‍​‍‌ ​ ‌‍​‌‌‍ ‍‌‍‍‌‌ ‌​‌ ‍‌​‍ ‍‌‍‍‌‌‍ ​‍​‍​‍ ​​‍​‍‌‍‍​‌ ​‍‌‍‌‌‌‍‌‍​‍​‍​ ‍‍​‍​‍‌‍‍​‌ ‌​‌ ‌​‌ ​​​ ‍‍​‍ ​‍ ‌‍ ​‌‍ ‌‍​ ‌‍​‌‌‍ ​‌‍‍​‌‍ ‌ ​ ‌ ‌​​ ‍‍​ ​ ​ ​ ​ ​ ​ ​ ​‍ ‌‍‍‌‌‍ ‍‌ ‌​‌‍‌‌‌‍ ‍‌ ‌​​‍ ‌‍‌‌‌‍‌​‌‍‍‌‌ ‌​​‍ ‌‍ ‌‌‍ ‌‍‌​‌‍‌‌​ ‌‌ ​​‌ ​‍‌‍‌‌‌ ​ ‌‍‌‌‌‍ ‍‌ ‌​‌‍​‌‌ ‌​‌‍‍‌‌‍ ‌‍ ‍​ ‍ ‌‍‍‌‌‍‌​​ ‌​ ​‌​ ‌ ​ ‌‍‌‍‌‍‌‍​‍​ ‌‍‌‍​ ‌‍‌​​‍ ‌‌‍‌‍‌‍‌‍​ ‌ ​ ‌​​‍ ‌​ ‌​​ ​​​ ‌‌‌‍​ ​‍ ‌​ ‍‌​ ​‍‌‍‌‍‌‍​ ​‍ ‌‌‍‌​‌‍‌‍‌‍​‌‌‍​‍​ ​​​ ‌‍‌‍​‍​ ​ ​ ‌​‌‍‌‌‌‍​ ​ ‌‍​ ‍ ‌ ‌​‌ ‍‌‌ ​​‌‍‌‌​ ‌‌‍​‌‌ ‌‌‌ ‌​‌‍‍​‌‍ ‌ ​‍​ ‍ ‌ ​​‌‍​‌‌ ‌​‌‍‍​​ ‌‌‍ ‍‌‍​‌‌‍ ‌‌‍‌‌​ ‌‍​‍‌‍​‌‌ ​ ‌‍‌‌‌‌‌‌‌ ​‍‌‍ ​​ ‌‌‍‍​‌ ‌​‌ ‌​‌ ​​​‍‌‌​ ​ ‌​​‌​‍‌‌​ ​‍‌​‌‍​‍‌‌​ ​‍‌​‌‍‌‍ ​‌‍ ‌‍​ ‌‍​‌‌‍ ​‌‍‍​‌‍ ‌ ​ ‌ ‌​​‍‌‌​ ​ ‌​​‌​ ​ ​ ​ ​ ​ ​ ​ ​‍‌‍‌‍‍‌‌‍‌​​ ‌​ ​‌​ ‌ ​ ‌‍‌‍‌‍‌‍​‍​ ‌‍‌‍​ ‌‍‌​​‍ ‌‌‍‌‍‌‍‌‍​ ‌ ​ ‌​​‍ ‌​ ‌​​ ​​​ ‌‌‌‍​ ​‍ ‌​ ‍‌​ ​‍‌‍‌‍‌‍​ ​‍ ‌‌‍‌​‌‍‌‍‌‍​‌‌‍​‍​ ​​​ ‌‍‌‍​‍​ ​ ​ ‌​‌‍‌‌‌‍​ ​ ‌‍​‍‌‍‌ ‌​‌ ‍‌‌ ​​‌‍‌‌​ ‌‌‍​‌‌ ‌‌‌ ‌​‌‍‍​‌‍ ‌ ​‍​‍‌‍‌ ​​‌‍​‌‌ ‌​‌‍‍​​ ‌‌‍ ‍‌‍​‌‌‍ ‌‌‍‌‌​‍‌‍‌ ​​‌‍‌‌‌ ​‍‌ ​ ‌ ​​‌‍‌‌‌‍​ ‌ ‌​‌‍‍‌‌ ‌‍‌‍‌‌​ ‌‌ ​​‌ ‌‌‌‍​‍‌‍ ​‌‍‍‌‌ ​ ‌‍‍​‌‍‌‌‌‍‌​​‍​‍‌ ‌
Article
Jan 22, 2026
Japan’s net zero bet needs an Australian
hedge​​​​‌ ‍ ​‍​‍‌‍ ‌ ​‍‌‍‍‌‌‍‌ ‌‍‍‌‌‍ ‍​‍​‍​ ‍‍​‍​‍‌ ​ ‌‍​‌‌‍ ‍‌‍‍‌‌ ‌​‌ ‍‌​‍ ‍‌‍‍‌‌‍ ​‍​‍​‍ ​​‍​‍‌‍‍​‌ ​‍‌‍‌‌‌‍‌‍​‍​‍​ ‍‍​‍​‍‌‍‍​‌ ‌​‌ ‌​‌ ​​​ ‍‍​‍ ​‍ ‌‍ ​‌‍ ‌‍​ ‌‍​‌‌‍ ​‌‍‍​‌‍ ‌ ​ ‌ ‌​​ ‍‍​ ​ ​ ​ ​ ​ ​ ​ ​‍ ‌‍‍‌‌‍ ‍‌ ‌​‌‍‌‌‌‍ ‍‌ ‌​​‍ ‌‍‌‌‌‍‌​‌‍‍‌‌ ‌​​‍ ‌‍ ‌‌‍ ‌‍‌​‌‍‌‌​ ‌‌ ​​‌ ​‍‌‍‌‌‌ ​ ‌‍‌‌‌‍ ‍‌ ‌​‌‍​‌‌ ‌​‌‍‍‌‌‍ ‌‍ ‍​ ‍ ‌‍‍‌‌‍‌​​ ‌‌‍‌‍​ ‌‌​ ‌​​ ‌ ‌‍‌​​ ‌​‌‍​‍​ ​​​‍ ‌​ ‌ ​ ‍​‌‍‌​‌‍​‌​‍ ‌​ ‌​​ ​​​ ​‍‌‍‌‍​‍ ‌​ ‍‌​ ‍‌‌‍​‍​ ‌ ​‍ ‌‌‍​ ​ ‌ ‌‍‌‍‌‍‌​​ ​‌‌‍​‌​ ‌‍​ ​​‌‍​‍‌‍‌​‌‍​ ​ ​​​ ‍ ‌ ‌​‌ ‍‌‌ ​​‌‍‌‌​ ‌‌‍ ‍‌‍‌‌‌ ‌ ‌ ​ ​ ‍ ‌ ​​‌‍​‌‌ ‌​‌‍‍​​ ‌‌ ‌​‌‍‍‌‌ ‌​‌‍ ​‌‍‌‌​ ‌‍​‍‌‍​‌‌ ​ ‌‍‌‌‌‌‌‌‌ ​‍‌‍ ​​ ‌‌‍‍​‌ ‌​‌ ‌​‌ ​​​‍‌‌​ ​ ‌​​‌​‍‌‌​ ​‍‌​‌‍​‍‌‌​ ​‍‌​‌‍‌‍ ​‌‍ ‌‍​ ‌‍​‌‌‍ ​‌‍‍​‌‍ ‌ ​ ‌ ‌​​‍‌‌​ ​ ‌​​‌​ ​ ​ ​ ​ ​ ​ ​ ​‍‌‍‌‍‍‌‌‍‌​​ ‌‌‍‌‍​ ‌‌​ ‌​​ ‌ ‌‍‌​​ ‌​‌‍​‍​ ​​​‍ ‌​ ‌ ​ ‍​‌‍‌​‌‍​‌​‍ ‌​ ‌​​ ​​​ ​‍‌‍‌‍​‍ ‌​ ‍‌​ ‍‌‌‍​‍​ ‌ ​‍ ‌‌‍​ ​ ‌ ‌‍‌‍‌‍‌​​ ​‌‌‍​‌​ ‌‍​ ​​‌‍​‍‌‍‌​‌‍​ ​ ​​​‍‌‍‌ ‌​‌ ‍‌‌ ​​‌‍‌‌​ ‌‌‍ ‍‌‍‌‌‌ ‌ ‌ ​ ​‍‌‍‌ ​​‌‍​‌‌ ‌​‌‍‍​​ ‌‌ ‌​‌‍‍‌‌ ‌​‌‍ ​‌‍‌‌​‍‌‍‌ ​​‌‍‌‌‌ ​‍‌ ​ ‌ ​​‌‍‌‌‌‍​ ‌ ‌​‌‍‍‌‌ ‌‍‌‍‌‌​ ‌‌ ​​‌ ‌‌‌‍​‍‌‍ ​‌‍‍‌‌ ​ ‌‍‍​‌‍‌‌‌‍‌​​‍​‍‌ ‌
Australia can offer Japan what it desperately needs to realise its
energy ambitions.​​​​‌ ‍ ​‍​‍‌‍ ‌ ​‍‌‍‍‌‌‍‌ ‌‍‍‌‌‍ ‍​‍​‍​ ‍‍​‍​‍‌ ​ ‌‍​‌‌‍ ‍‌‍‍‌‌ ‌​‌ ‍‌​‍ ‍‌‍‍‌‌‍ ​‍​‍​‍ ​​‍​‍‌‍‍​‌ ​‍‌‍‌‌‌‍‌‍​‍​‍​ ‍‍​‍​‍‌‍‍​‌ ‌​‌ ‌​‌ ​​​ ‍‍​‍ ​‍ ‌‍ ​‌‍ ‌‍​ ‌‍​‌‌‍ ​‌‍‍​‌‍ ‌ ​ ‌ ‌​​ ‍‍​ ​ ​ ​ ​ ​ ​ ​ ​‍ ‌‍‍‌‌‍ ‍‌ ‌​‌‍‌‌‌‍ ‍‌ ‌​​‍ ‌‍‌‌‌‍‌​‌‍‍‌‌ ‌​​‍ ‌‍ ‌‌‍ ‌‍‌​‌‍‌‌​ ‌‌ ​​‌ ​‍‌‍‌‌‌ ​ ‌‍‌‌‌‍ ‍‌ ‌​‌‍​‌‌ ‌​‌‍‍‌‌‍ ‌‍ ‍​ ‍ ‌‍‍‌‌‍‌​​ ‌‌‍‌‍​ ‌‌​ ‌​​ ‌ ‌‍‌​​ ‌​‌‍​‍​ ​​​‍ ‌​ ‌ ​ ‍​‌‍‌​‌‍​‌​‍ ‌​ ‌​​ ​​​ ​‍‌‍‌‍​‍ ‌​ ‍‌​ ‍‌‌‍​‍​ ‌ ​‍ ‌‌‍​ ​ ‌ ‌‍‌‍‌‍‌​​ ​‌‌‍​‌​ ‌‍​ ​​‌‍​‍‌‍‌​‌‍​ ​ ​​​ ‍ ‌ ‌​‌ ‍‌‌ ​​‌‍‌‌​ ‌‌‍ ‍‌‍‌‌‌ ‌ ‌ ​ ​ ‍ ‌ ​​‌‍​‌‌ ‌​‌‍‍​​ ‌‌‍‌​‌‍‌‌‌ ​ ‌‍​ ‌ ​‍‌‍‍‌‌ ​​‌ ‌​‌‍‍‌‌‍ ‌‍ ‍​‍‌‌​ ‌‌‌​​‍‌‌ ‌‍‍ ‌‍‌‌‌ ‍‌​‍‌‌​ ​ ‌​‌​​‍‌‌​ ​ ‌​‌​​‍‌‌​ ​‍​ ​‍‌‍‌‍​ ‍‌​ ‌ ​ ‍‌‌‍​‌​ ​‍​ ‍​​ ‌‌‌‍‌​‌‍‌​‌‍​‌​ ​‌​‍‌‌​ ​‍​ ​‍​‍‌‌​ ‌‌‌​‌​​‍ ‍‌‍​ ‌‍‍​‌‍‍‌‌‍ ​‌‍‌​‌ ​‍‌‍‌‌‌‍ ‍​‍‌‌​ ‌‌‌​​‍‌‌ ‌‍‍ ‌‍‌‌‌ ‍‌​‍‌‌​ ​ ‌​‌​​‍‌‌​ ​ ‌​‌​​‍‌‌​ ​‍​ ​‍‌‍‌‍‌‍‌‌‌‍​‌​ ​‌​ ‍​‌‍​‌​ ‌‌‌‍‌‍‌‍​‍‌‍‌‍‌‍‌​​ ​​​‍‌‌​ ​‍​ ​‍​‍‌‌​ ‌‌‌​‌​​‍ ‍‌ ‌​‌‍‌‌‌ ‍​‌ ‌​​ ‌‍​‍‌‍​‌‌ ​ ‌‍‌‌‌‌‌‌‌ ​‍‌‍ ​​ ‌‌‍‍​‌ ‌​‌ ‌​‌ ​​​‍‌‌​ ​ ‌​​‌​‍‌‌​ ​‍‌​‌‍​‍‌‌​ ​‍‌​‌‍‌‍ ​‌‍ ‌‍​ ‌‍​‌‌‍ ​‌‍‍​‌‍ ‌ ​ ‌ ‌​​‍‌‌​ ​ ‌​​‌​ ​ ​ ​ ​ ​ ​ ​ ​‍‌‍‌‍‍‌‌‍‌​​ ‌‌‍‌‍​ ‌‌​ ‌​​ ‌ ‌‍‌​​ ‌​‌‍​‍​ ​​​‍ ‌​ ‌ ​ ‍​‌‍‌​‌‍​‌​‍ ‌​ ‌​​ ​​​ ​‍‌‍‌‍​‍ ‌​ ‍‌​ ‍‌‌‍​‍​ ‌ ​‍ ‌‌‍​ ​ ‌ ‌‍‌‍‌‍‌​​ ​‌‌‍​‌​ ‌‍​ ​​‌‍​‍‌‍‌​‌‍​ ​ ​​​‍‌‍‌ ‌​‌ ‍‌‌ ​​‌‍‌‌​ ‌‌‍ ‍‌‍‌‌‌ ‌ ‌ ​ ​‍‌‍‌ ​​‌‍​‌‌ ‌​‌‍‍​​ ‌‌‍‌​‌‍‌‌‌ ​ ‌‍​ ‌ ​‍‌‍‍‌‌ ​​‌ ‌​‌‍‍‌‌‍ ‌‍ ‍​‍‌‌​ ‌‌‌​​‍‌‌ ‌‍‍ ‌‍‌‌‌ ‍‌​‍‌‌​ ​ ‌​‌​​‍‌‌​ ​ ‌​‌​​‍‌‌​ ​‍​ ​‍‌‍‌‍​ ‍‌​ ‌ ​ ‍‌‌‍​‌​ ​‍​ ‍​​ ‌‌‌‍‌​‌‍‌​‌‍​‌​ ​‌​‍‌‌​ ​‍​ ​‍​‍‌‌​ ‌‌‌​‌​​‍ ‍‌‍​ ‌‍‍​‌‍‍‌‌‍ ​‌‍‌​‌ ​‍‌‍‌‌‌‍ ‍​‍‌‌​ ‌‌‌​​‍‌‌ ‌‍‍ ‌‍‌‌‌ ‍‌​‍‌‌​ ​ ‌​‌​​‍‌‌​ ​ ‌​‌​​‍‌‌​ ​‍​ ​‍‌‍‌‍‌‍‌‌‌‍​‌​ ​‌​ ‍​‌‍​‌​ ‌‌‌‍‌‍‌‍​‍‌‍‌‍‌‍‌​​ ​​​‍‌‌​ ​‍​ ​‍​‍‌‌​ ‌‌‌​‌​​‍ ‍‌ ‌​‌‍‌‌‌ ‍​‌ ‌​​‍‌‍‌ ​​‌‍‌‌‌ ​‍‌ ​ ‌ ​​‌‍‌‌‌‍​ ‌ ‌​‌‍‍‌‌ ‌‍‌‍‌‌​ ‌‌ ​​‌ ‌‌‌‍​‍‌‍ ​‌‍‍‌‌ ​ ‌‍‍​‌‍‌‌‌‍‌​​‍​‍‌ ‌